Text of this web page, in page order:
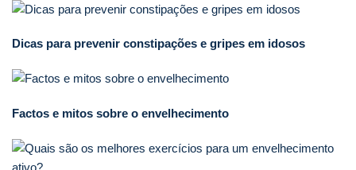
Dicas para prevenir constipações e gripes em idosos
Factos e mitos sobre o envelhecimento